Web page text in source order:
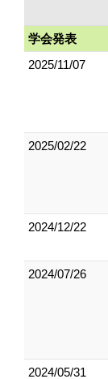
学会発表
2025/11/07
2025/02/22
2024/12/22
2024/07/26
2024/05/31